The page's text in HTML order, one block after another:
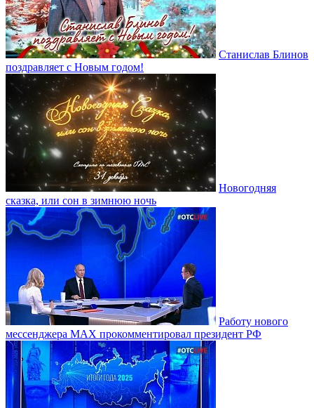
Станислав Блинов
поздравляет с Новым годом!
Новогодняя
сказка, или сон в зимнюю ночь
Работу нового
мессенджера MAX прокомментировал президент РФ